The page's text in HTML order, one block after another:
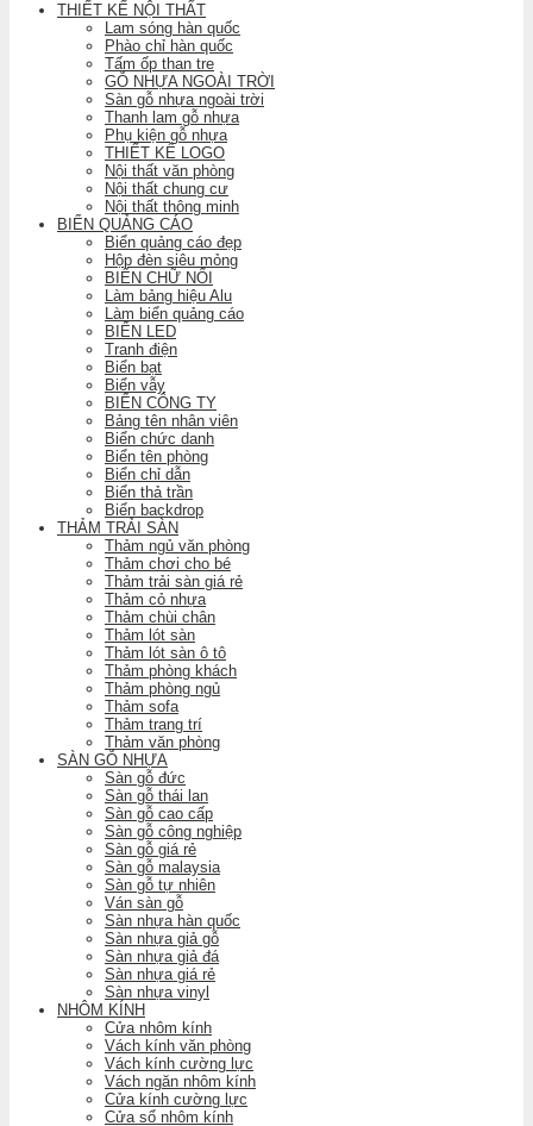
THIẾT KẾ NỘI THẤT
Lam sóng hàn quốc
Phào chỉ hàn quốc
Tấm ốp than tre
GỖ NHỰA NGOÀI TRỜI
Sàn gỗ nhựa ngoài trời
Thanh lam gỗ nhựa
Phụ kiện gỗ nhựa
THIẾT KẾ LOGO
Nội thất văn phòng
Nội thất chung cư
Nội thất thông minh
BIỂN QUẢNG CÁO
Biển quảng cáo đẹp
Hộp đèn siêu mỏng
BIỂN CHỮ NỔI
Làm bảng hiệu Alu
Làm biển quảng cáo
BIỂN LED
Tranh điện
Biển bạt
Biển vẫy
BIỂN CÔNG TY
Bảng tên nhân viên
Biển chức danh
Biển tên phòng
Biển chỉ dẫn
Biển thả trần
Biển backdrop
THẢM TRẢI SÀN
Thảm ngủ văn phòng
Thảm chơi cho bé
Thảm trải sàn giá rẻ
Thảm cỏ nhựa
Thảm chùi chân
Thảm lót sàn
Thảm lót sàn ô tô
Thảm phòng khách
Thảm phòng ngủ
Thảm sofa
Thảm trang trí
Thảm văn phòng
SÀN GỖ NHỰA
Sàn gỗ đức
Sàn gỗ thái lan
Sàn gỗ cao cấp
Sàn gỗ công nghiệp
Sàn gỗ giá rẻ
Sàn gỗ malaysia
Sàn gỗ tự nhiên
Ván sàn gỗ
Sàn nhựa hàn quốc
Sàn nhựa giả gỗ
Sàn nhựa giả đá
Sàn nhựa giá rẻ
Sàn nhựa vinyl
NHÔM KÍNH
Cửa nhôm kính
Vách kính văn phòng
Vách kính cường lực
Vách ngăn nhôm kính
Cửa kính cường lực
Cửa sổ nhôm kính